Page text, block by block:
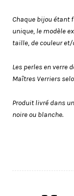
Chaque bijou étant
unique, le modèle
taille, de couleur et/
Les perles en verre
Maîtres Verriers
Produit livré dans
noire ou blanche.